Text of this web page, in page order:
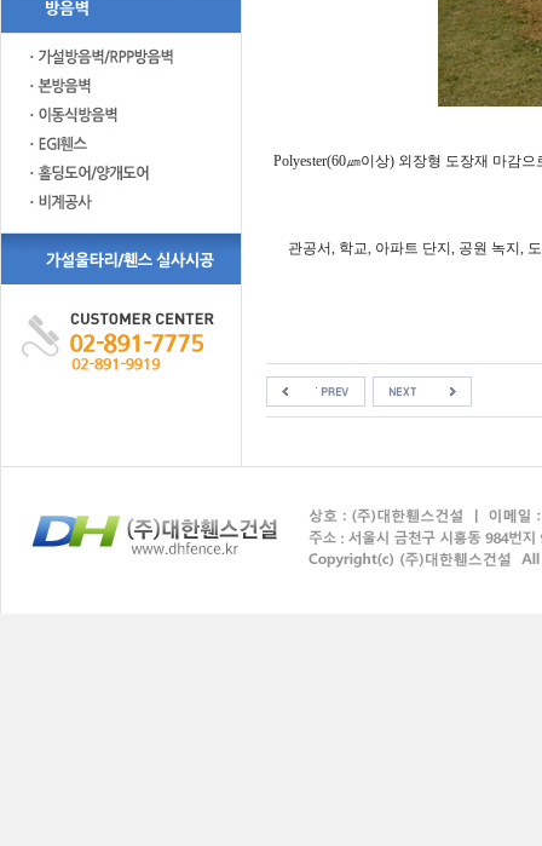
Polyester(60㎛이상) 외장형 도장재 마감
관공서, 학교, 아파트 단지, 공원 녹지,